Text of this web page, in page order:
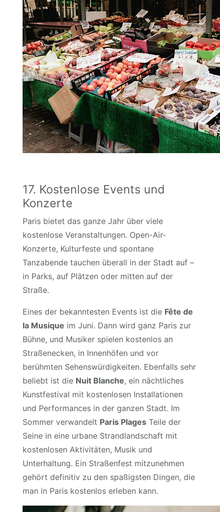
17. Kostenlose Events und
Konzerte
Paris bietet das ganze Jahr über viele
kostenlose Veranstaltungen. Open-Air-
Konzerte, Kulturfeste und spontane
Tanzabende tauchen überall in der Stadt auf –
in Parks, auf Plätzen oder mitten auf der
Straße.
Eines der bekanntesten Events ist die Fête de
la Musique im Juni. Dann wird ganz Paris zur
Bühne, und Musiker spielen kostenlos an
Straßenecken, in Innenhöfen und vor
berühmten Sehenswürdigkeiten. Ebenfalls sehr
beliebt ist die Nuit Blanche, ein nächtliches
Kunstfestival mit kostenlosen Installationen
und Performances in der ganzen Stadt. Im
Sommer verwandelt Paris Plages Teile der
Seine in eine urbane Strandlandschaft mit
kostenlosen Aktivitäten, Musik und
Unterhaltung. Ein Straßenfest mitzunehmen
gehört definitiv zu den spaßigsten Dingen, die
man in Paris kostenlos erleben kann.